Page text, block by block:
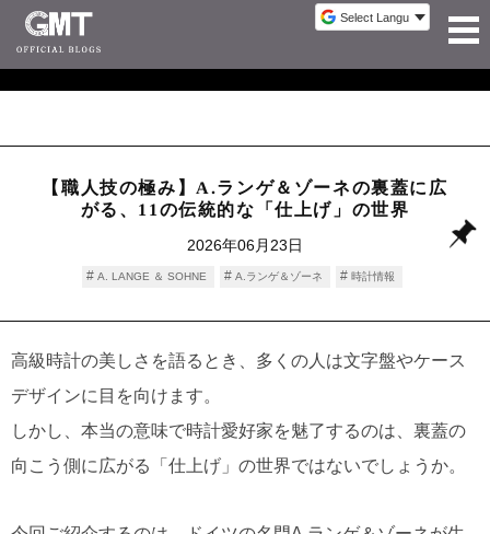
【職人技の極み】A.ランゲ＆ゾーネの裏蓋に広
がる、11の伝統的な「仕上げ」の世界
2026年06月23日
A. LANGE ＆ SOHNE A.ランゲ＆ゾーネ 時計情報
高級時計の美しさを語るとき、多くの人は文字盤やケース
デザインに目を向けます。
しかし、本当の意味で時計愛好家を魅了するのは、裏蓋の
向こう側に広がる「仕上げ」の世界ではないでしょうか。